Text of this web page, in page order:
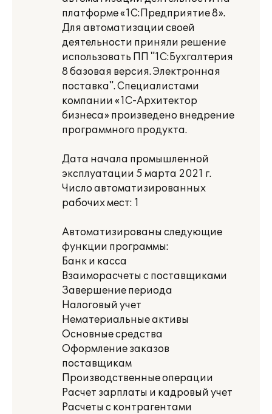
платформе «1С:Предприятие 8».
Для автоматизации своей
деятельности приняли решение
использовать ПП "1С:Бухгалтерия
8 базовая версия. Электронная
поставка". Специалистами
компании «1С-Архитектор
бизнеса» произведено внедрение
программного продукта.
Дата начала промышленной
эксплуатации 5 марта 2021 г.
Число автоматизированных
рабочих мест: 1
Автоматизированы следующие
функции программы:
Банк и касса
Взаиморасчеты с поставщиками
Завершение периода
Налоговый учет
Нематериальные активы
Основные средства
Оформление заказов
поставщикам
Производственные операции
Расчет зарплаты и кадровый учет
Расчеты с контрагентами